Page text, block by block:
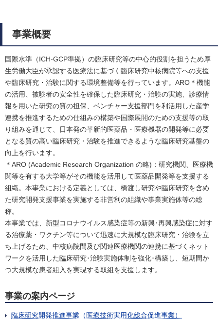
事業概要
国際水準（ICH-GCP準拠）の臨床研究等の中心的役割を担うため厚
生労働大臣が承認する医療法に基づく臨床研究中核病院等への支援
や臨床研究・治験に関する環境整備等を行っています。ARO＊機能
の活用、被験者の安全性を確保した臨床研究・治験の実施、診療情
報を用いた研究の質の担保、ベンチャー支援部門を利活用した産学
連携を推進するための仕組みの構築や国際展開のための支援等の取
り組みを通じて、日本発の革新的医薬品・医療機器の開発等に必要
となる質の高い臨床研究・治験を推進できるような臨床研究基盤の
向上を行います。
＊ARO (Academic Research Organization の略)：研究機関、医療機
関等を有する大学等がその機能を活用して医薬品開発等を支援する
組織。本事業における定義としては、橋渡し研究や臨床研究を含め
た研究開発支援事業を実施する非営利の組織や事業実施体等の総
称。
本事業では、新型コロナウイルス感染症等の新興･再興感染症に対す
る治療薬・ワクチン等について迅速に大規模な臨床研究・治験を立
ち上げるため、中核病院間及び関連医療機関の連携に基づくネット
ワークを活用した臨床研究･治験実施体制を強化･構築し、短期間か
つ大規模な患者組入を実現する取組を支援します。
事業の案内ページ
臨床研究開発推進事業（医療技術実用化総合促進事業）